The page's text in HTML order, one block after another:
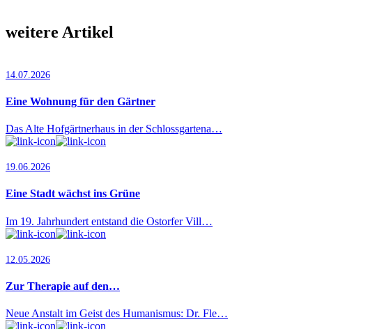
weitere Artikel
14.07.2026
Eine Wohnung für den Gärtner
Das Alte Hofgärtnerhaus in der Schlossgartena…
19.06.2026
Eine Stadt wächst ins Grüne
Im 19. Jahrhundert entstand die Ostorfer Vill…
12.05.2026
Zur Therapie auf den…
Neue Anstalt im Geist des Humanismus: Dr. Fle…